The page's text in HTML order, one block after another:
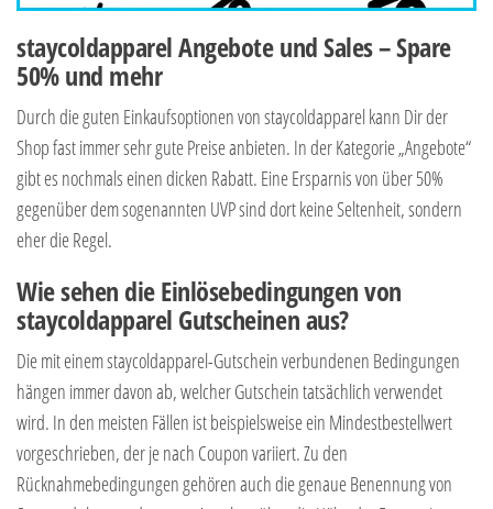
staycoldapparel Angebote und Sales – Spare
50% und mehr
Durch die guten Einkaufsoptionen von staycoldapparel kann Dir der
Shop fast immer sehr gute Preise anbieten. In der Kategorie „Angebote“
gibt es nochmals einen dicken Rabatt. Eine Ersparnis von über 50%
gegenüber dem sogenannten UVP sind dort keine Seltenheit, sondern
eher die Regel.
Wie sehen die Einlösebedingungen von
staycoldapparel Gutscheinen aus?
Die mit einem staycoldapparel-Gutschein verbundenen Bedingungen
hängen immer davon ab, welcher Gutschein tatsächlich verwendet
wird. In den meisten Fällen ist beispielsweise ein Mindestbestellwert
vorgeschrieben, der je nach Coupon variiert. Zu den
Rücknahmebedingungen gehören auch die genaue Benennung von